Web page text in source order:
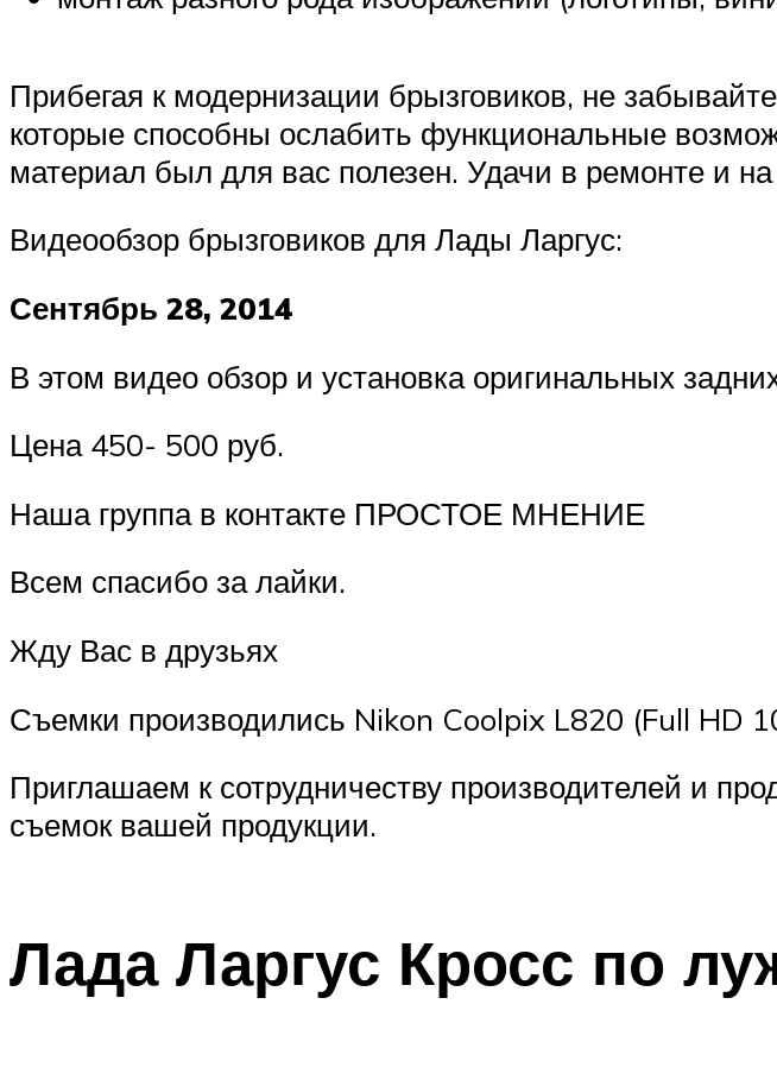
Прибегая к модернизации брызговиков, не
которые способны ослабить функциональные
материал был для вас полезен. Удачи в ремонте и на
Видеообзор брызговиков для Лады Ларгус:
Сентябрь 28, 2014
В этом видео обзор и установка оригинальных
Цена 450- 500 руб.
Наша группа в контакте ПРОСТОЕ МНЕНИЕ
Всем спасибо за лайки.
Жду Вас в друзьях
Съемки производились Nikon Coolpix L820 (Full HD
Приглашаем к сотрудничеству производителей и
съемок вашей продукции.
Лада Ларгус Кросс по